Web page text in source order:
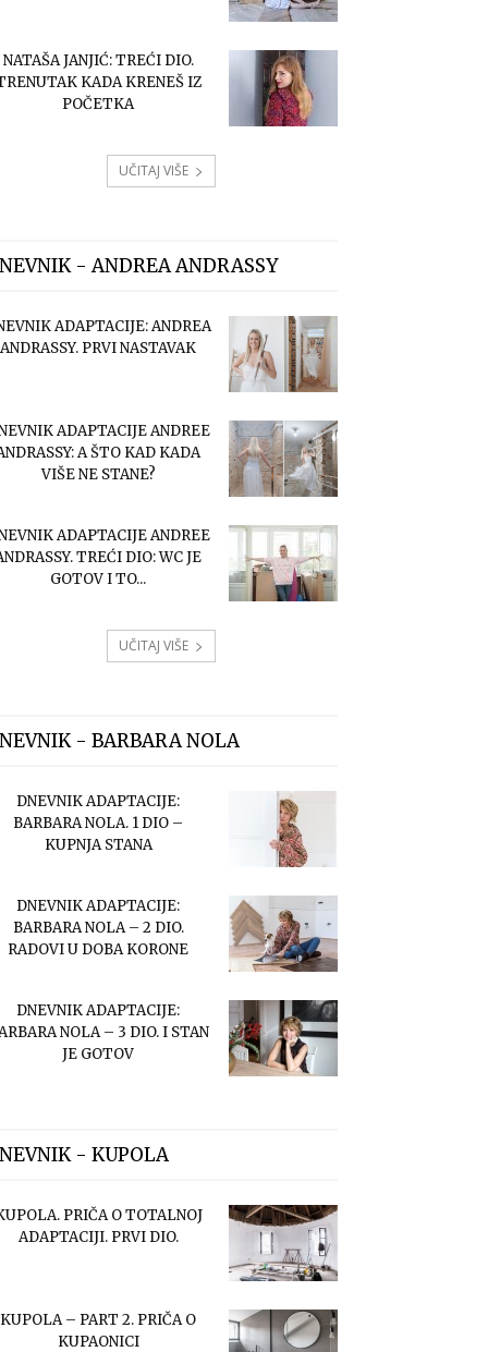
NATAŠA JANJIĆ: TREĆI DIO.
KADA KRENEŠ IZ
POČETKA
UČITAJ VIŠE
- ANDREA ANDRASSY
ADAPTACIJE: ANDREA
ANDRASSY. PRVI NASTAVAK
ADAPTACIJE ANDREE
A ŠTO KAD KADA
VIŠE NE STANE?
ADAPTACIJE ANDREE
TREĆI DIO: WC JE
GOTOV I TO...
UČITAJ VIŠE
- BARBARA NOLA
DNEVNIK ADAPTACIJE:
BARBARA NOLA. 1 DIO –
KUPNJA STANA
DNEVNIK ADAPTACIJE:
BARBARA NOLA – 2 DIO.
RADOVI U DOBA KORONE
DNEVNIK ADAPTACIJE:
NOLA – 3 DIO. I STAN
JE GOTOV
- KUPOLA
PRIČA O TOTALNOJ
ADAPTACIJI. PRVI DIO.
KUPOLA – PART 2. PRIČA O
KUPAONICI